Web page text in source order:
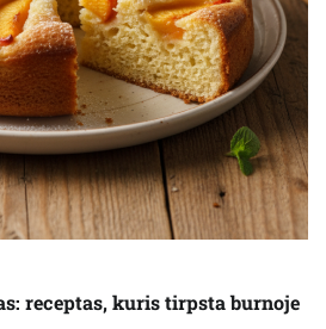
receptas, kuris tirpsta burnoje